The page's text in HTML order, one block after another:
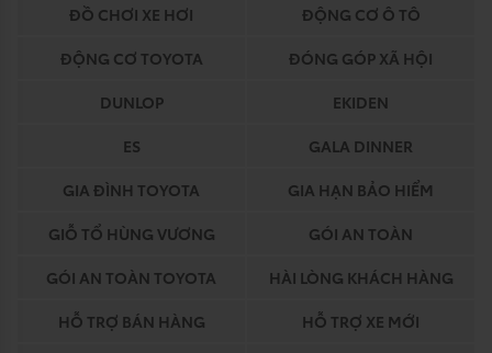
ĐỒ CHƠI XE HƠI
ĐỘNG CƠ Ô TÔ
ĐỘNG CƠ TOYOTA
ĐÓNG GÓP XÃ HỘI
DUNLOP
EKIDEN
ES
GALA DINNER
GIA ĐÌNH TOYOTA
GIA HẠN BẢO HIỂM
GIỖ TỔ HÙNG VƯƠNG
GÓI AN TOÀN
GÓI AN TOÀN TOYOTA
HÀI LÒNG KHÁCH HÀNG
HỖ TRỢ BÁN HÀNG
HỖ TRỢ XE MỚI